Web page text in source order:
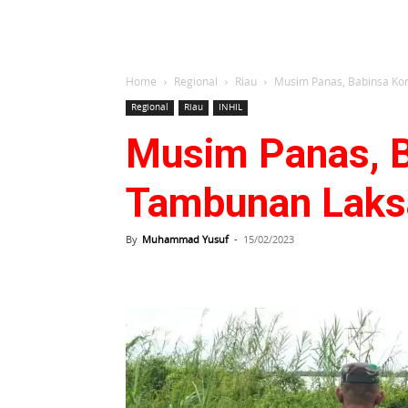
Home Regional Riau Musim Panas, Babinsa
Regional Riau INHIL
Musim Panas,
Tambunan
By Muhammad Yusuf - 15/02/2023